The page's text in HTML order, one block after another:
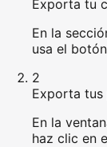
Exporta tu
En la
usa el
2
Exporta
En la
haz clic en